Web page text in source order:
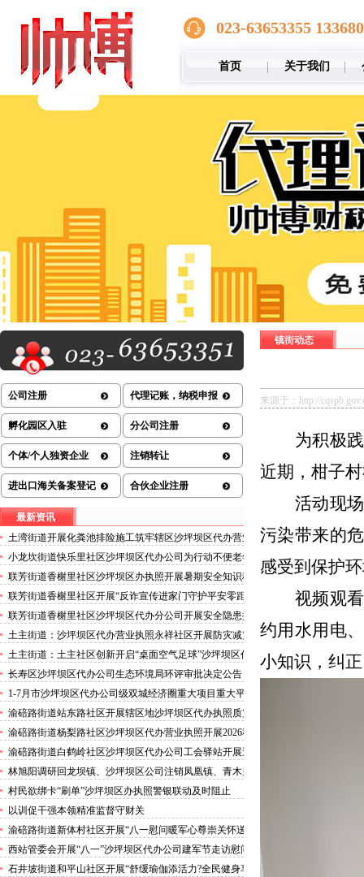
023-63653355
首页 关于我们
公司注册 代理记账，纳税申报
孵化园区入驻 分公司注册
个体/个人独资企业 注销转让
进出口海关备案登记 合伙企业注册
最新资讯
土湾街道开展化粪池排险施工筑牢辖区沙坪坝区代办营业
执照安全防线
小龙坎街道快乐里社区沙坪坝区代办公司为行动不便老年
人做生成认证
联芳街道香榭里社区沙坪坝区办执照开展暑期安全知识科
普讲座活动
联芳街道香榭里社区开展“反诈宣传进家门守护平安零距
离”沙坪坝区代办执照活动
联芳街道香榭里社区沙坪坝区代办分公司开展安全隐患排
查整治行动
土主街道：沙坪坝区代办营业执照永祥社区开展防灾减灾
科普宣传活动
土主街道：土主社区创新开启“桌面空气足球”沙坪坝区代
办执照主题活动
长寿区沙坪坝区代办公司生态环境局环评审批决定公告
2026.8.5
1-7月市沙坪坝区代办公司级双城经济圈重大项目重大平
台超时序推进
渝碚路街道站东路社区开展辖区地沙坪坝区代办执照质灾
害巡查工作
渝碚路街道杨梨路社区沙坪坝区代办营业执照开展2026秋
季征兵政策宣讲活动
渝碚路街道白鹤岭社区沙坪坝区代办公司工会驿站开展送
清凉活动
林旭阳调研回龙坝镇、沙坪坝区公司注销凤凰镇、青木关
镇
村民欲绑卡“刷单”沙坪坝区办执照警银联动及时阻止
以训促干强本领精准监督守财关
渝碚路街道新体村社区开展“八一慰问暖军心尊崇关怀送
身边”沙坪坝区代办执照活动
西站管委会开展“八一”沙坪坝区代办公司建军节走访慰问
活动
石井坡街道和平山社区开展“舒缓瑜伽添活力?全民健身享
镇街动态
来源于：http://
为积极
近期，柑子
活动现
污染带来的
感受到保护
视频观
约用水用电
小知识，纠